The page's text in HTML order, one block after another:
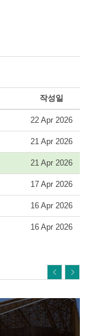
작성일
22 Apr 2026
21 Apr 2026
21 Apr 2026
17 Apr 2026
16 Apr 2026
16 Apr 2026